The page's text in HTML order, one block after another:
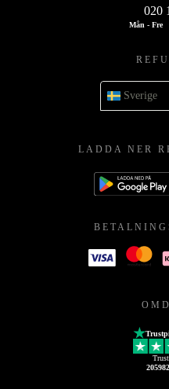
020
Mån - Fre
Sverige
LADDA NER
205982